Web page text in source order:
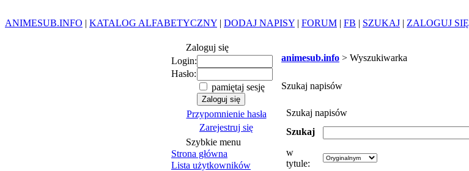
ANIMESUB.INFO | KATALOG ALFABETYCZNY | DODAJ NAPISY | FORUM | FB | SZUKAJ | ZALOGUJ SIĘ
Zaloguj się
Login:
Hasło:
pamiętaj sesję
Przypomnienie hasła
Zarejestruj się
Szybkie menu
Strona główna
Lista użytkowników
animesub.info > Wyszukiwarka
Szukaj napisów
Szukaj napisów
Szukaj
w
tytule: